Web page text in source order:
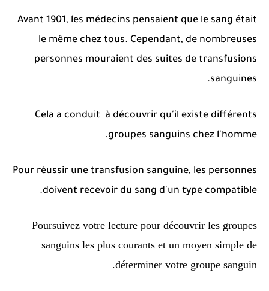
Avant 1901, les médecins pensaient que le sang était
le même chez tous. Cependant, de nombreuses
personnes mouraient des suites de transfusions
sanguines.
Cela a conduit à découvrir qu'il existe différents
groupes sanguins chez l'homme.
Pour réussir une transfusion sanguine, les personnes
doivent recevoir du sang d'un type compatible.
Poursuivez votre lecture pour découvrir les groupes
sanguins les plus courants et un moyen simple de
déterminer votre groupe sanguin.